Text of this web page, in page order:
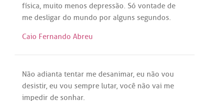
física, muito menos depressão. Só vontade de
me desligar do mundo por alguns segundos.
Caio Fernando Abreu
Não adianta tentar me desanimar, eu não vou
desistir, eu vou sempre lutar, você não vai me
impedir de sonhar.